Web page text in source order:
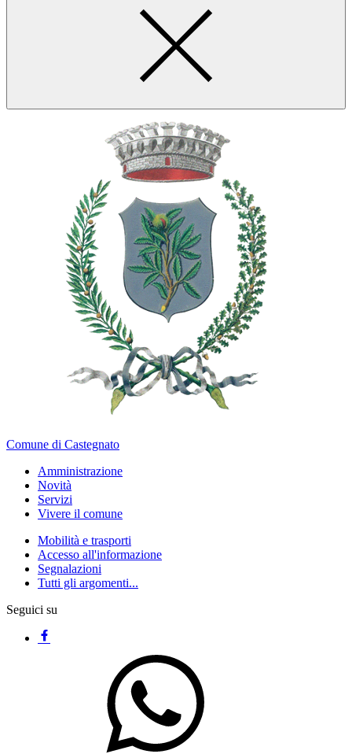
Comune di Castegnato
Amministrazione
Novità
Servizi
Vivere il comune
Mobilità e trasporti
Accesso all'informazione
Segnalazioni
Tutti gli argomenti...
Seguici su